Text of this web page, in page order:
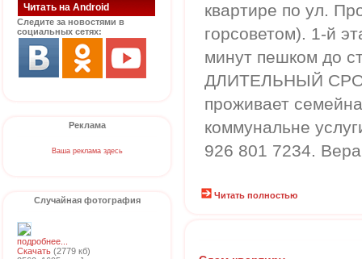
Читать на Android
Следите за новостями в
социальных сетях:
Реклама
Ваша реклама здесь
Случайная фотография
подробнее...
Скачать (2779 кб)
квартире по ул.
горсоветом). 1-й
минут пешком до
ДЛИТЕЛЬНЫЙ
проживает
коммунальне
926 801 7234.
Читать полностью